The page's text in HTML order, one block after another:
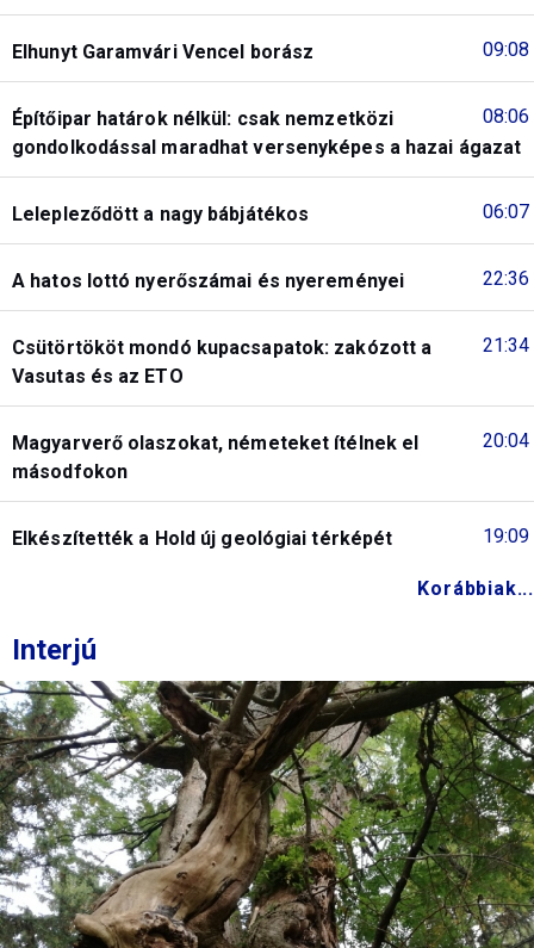
09:08
Elhunyt Garamvári Vencel borász
08:06
Építőipar határok nélkül: csak nemzetközi
gondolkodással maradhat versenyképes a hazai ágazat
06:07
Lelepleződött a nagy bábjátékos
22:36
A hatos lottó nyerőszámai és nyereményei
21:34
Csütörtököt mondó kupacsapatok: zakózott a
Vasutas és az ETO
20:04
Magyarverő olaszokat, németeket ítélnek el
másodfokon
19:09
Elkészítették a Hold új geológiai térképét
Korábbiak...
Interjú